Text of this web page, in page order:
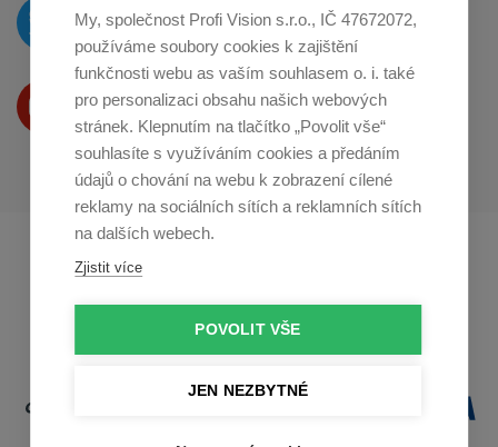
My, společnost Profi Vision s.r.o., IČ 47672072,
používáme soubory cookies k zajištění
funkčnosti webu as vaším souhlasem o. i. také
pro personalizaci obsahu našich webových
stránek. Klepnutím na tlačítko „Povolit vše“
souhlasíte s využíváním cookies a předáním
údajů o chování na webu k zobrazení cílené
reklamy na sociálních sítích a reklamních sítích
na dalších webech.
Zjistit více
POVOLIT VŠE
JEN NEZBYTNÉ
O novinkách píšeme
naTwitteru
Produkty Vám představujeme
na Youtube
Profikuchar.sk